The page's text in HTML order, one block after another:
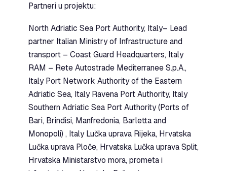
Partneri u projektu:
North Adriatic Sea Port Authority, Italy– Lead
partner Italian Ministry of Infrastructure and
transport – Coast Guard Headquarters, Italy
RAM – Rete Autostrade Mediterranee S.p.A.,
Italy Port Network Authority of the Eastern
Adriatic Sea, Italy Ravena Port Authority, Italy
Southern Adriatic Sea Port Authority (Ports of
Bari, Brindisi, Manfredonia, Barletta and
Monopoli) , Italy Lučka uprava Rijeka, Hrvatska
Lučka uprava Ploče, Hrvatska Lučka uprava Split,
Hrvatska Ministarstvo mora, prometa i